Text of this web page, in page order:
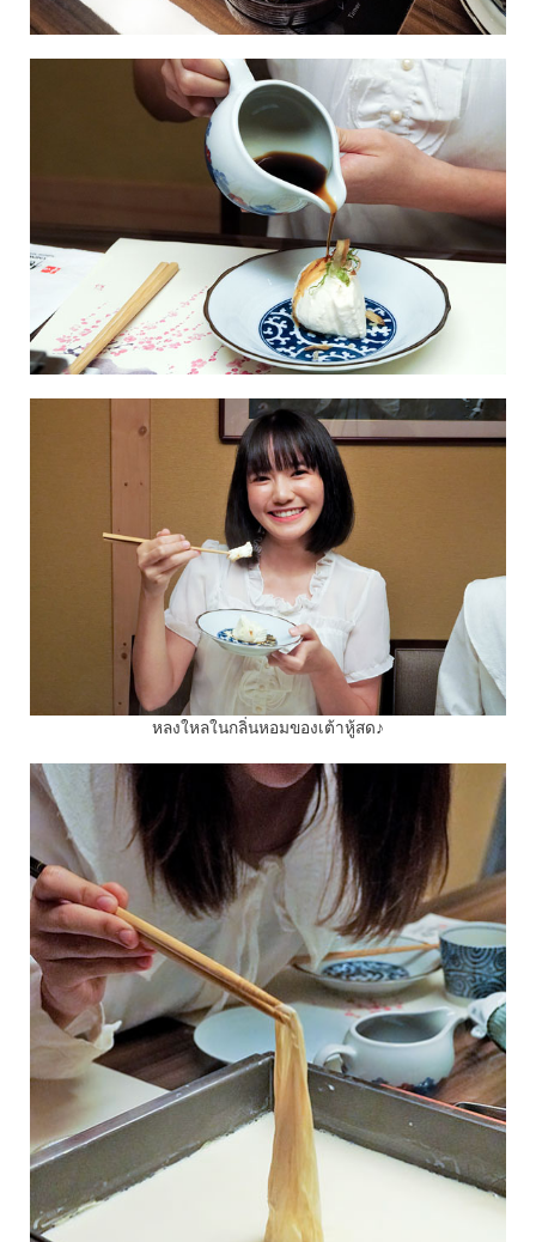
หลงใหลในกลิ่นหอมของเต้าหู้สด♪